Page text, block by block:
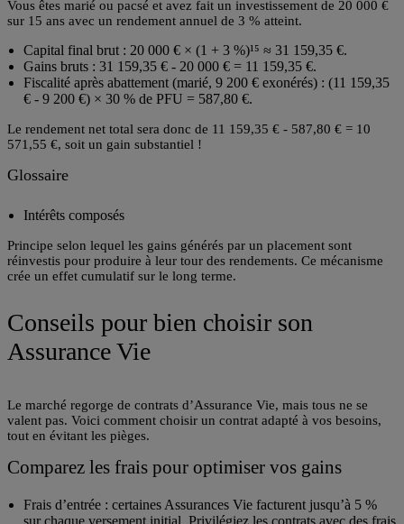
Vous êtes marié ou pacsé et avez fait un investissement de 20 000 €
sur 15 ans avec un rendement annuel de 3 % atteint.
Capital final brut : 20 000 € × (1 + 3 %)¹⁵ ≈ 31 159,35 €.
Gains bruts : 31 159,35 € - 20 000 € = 11 159,35 €.
Fiscalité après abattement (marié, 9 200 € exonérés) : (11 159,35
€ - 9 200 €) × 30 % de PFU = 587,80 €.
Le rendement net total sera donc de 11 159,35 € - 587,80 € = 10
571,55 €, soit un gain substantiel !
Glossaire
Intérêts composés
Principe selon lequel les gains générés par un placement sont
réinvestis pour produire à leur tour des rendements. Ce mécanisme
crée un effet cumulatif sur le long terme.
Conseils pour bien choisir son
Assurance Vie
Le marché regorge de contrats d’Assurance Vie, mais tous ne se
valent pas. Voici comment choisir un contrat adapté à vos besoins,
tout en évitant les pièges.
Comparez les frais pour optimiser vos gains
Frais d’entrée : certaines Assurances Vie facturent jusqu’à 5 %
sur chaque versement initial. Privilégiez les contrats avec des frais